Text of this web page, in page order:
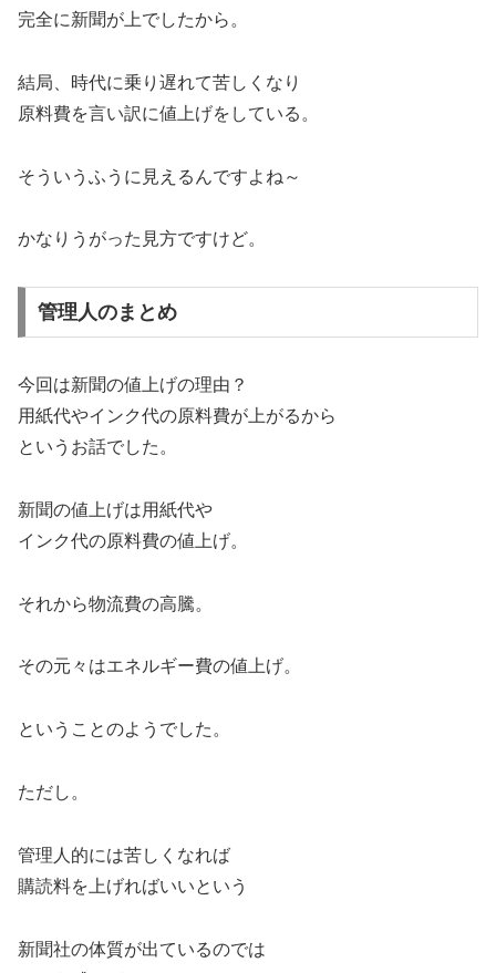
完全に新聞が上でしたから。
結局、時代に乗り遅れて苦しくなり
原料費を言い訳に値上げをしている。
そういうふうに見えるんですよね～
かなりうがった見方ですけど。
管理人のまとめ
今回は新聞の値上げの理由？
用紙代やインク代の原料費が上がるから
というお話でした。
新聞の値上げは用紙代や
インク代の原料費の値上げ。
それから物流費の高騰。
その元々はエネルギー費の値上げ。
ということのようでした。
ただし。
管理人的には苦しくなれば
購読料を上げればいいという
新聞社の体質が出ているのでは